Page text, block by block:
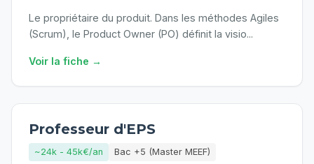
Le propriétaire du produit. Dans les méthodes Agiles
(Scrum), le Product Owner (PO) définit la visio...
Voir la fiche →
Professeur d'EPS
~24k - 45k€/an Bac +5 (Master MEEF)